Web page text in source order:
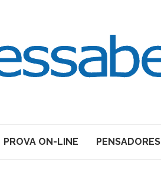
PROVA ON-LINE PENSADORES